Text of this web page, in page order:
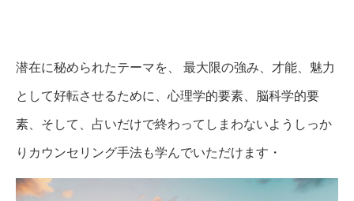
潜在に秘められたテーマを、 最大限の強み、才能、魅力
として好転させるために、心理学的要素、脳科学的要
素、そして、占いだけで終わってしまわないようしっか
りカウンセリング手法も学んでいただけます・